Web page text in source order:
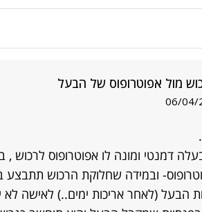
מול אפוטרופוס של הבעל
06/04/
דמנטי ומונה לו אפוטרופוס לרכוש
ובמידה שחלוקת הרכוש תתבצע
הבעל (לאחר אריכות ימים..) לאישה לא